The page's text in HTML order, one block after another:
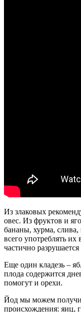
Из злаковых
овес. Из фруктов и
бананы, хурма,
всего употреблять
частично
Еще один кладезь –
плода содержится
помогут и орехи.
Йод мы можем
происхождения: яиц,